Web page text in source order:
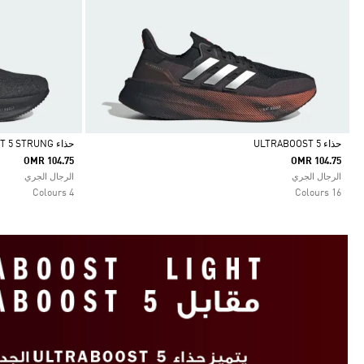
Selected
حذاء ULTRABOOST 5
OMR 104.75
الرجال الجري
16 Colours
Selected
حذاء ULTRABOOST 5 STRUNG
OMR 104.75
الرجال الجري
4 Colours